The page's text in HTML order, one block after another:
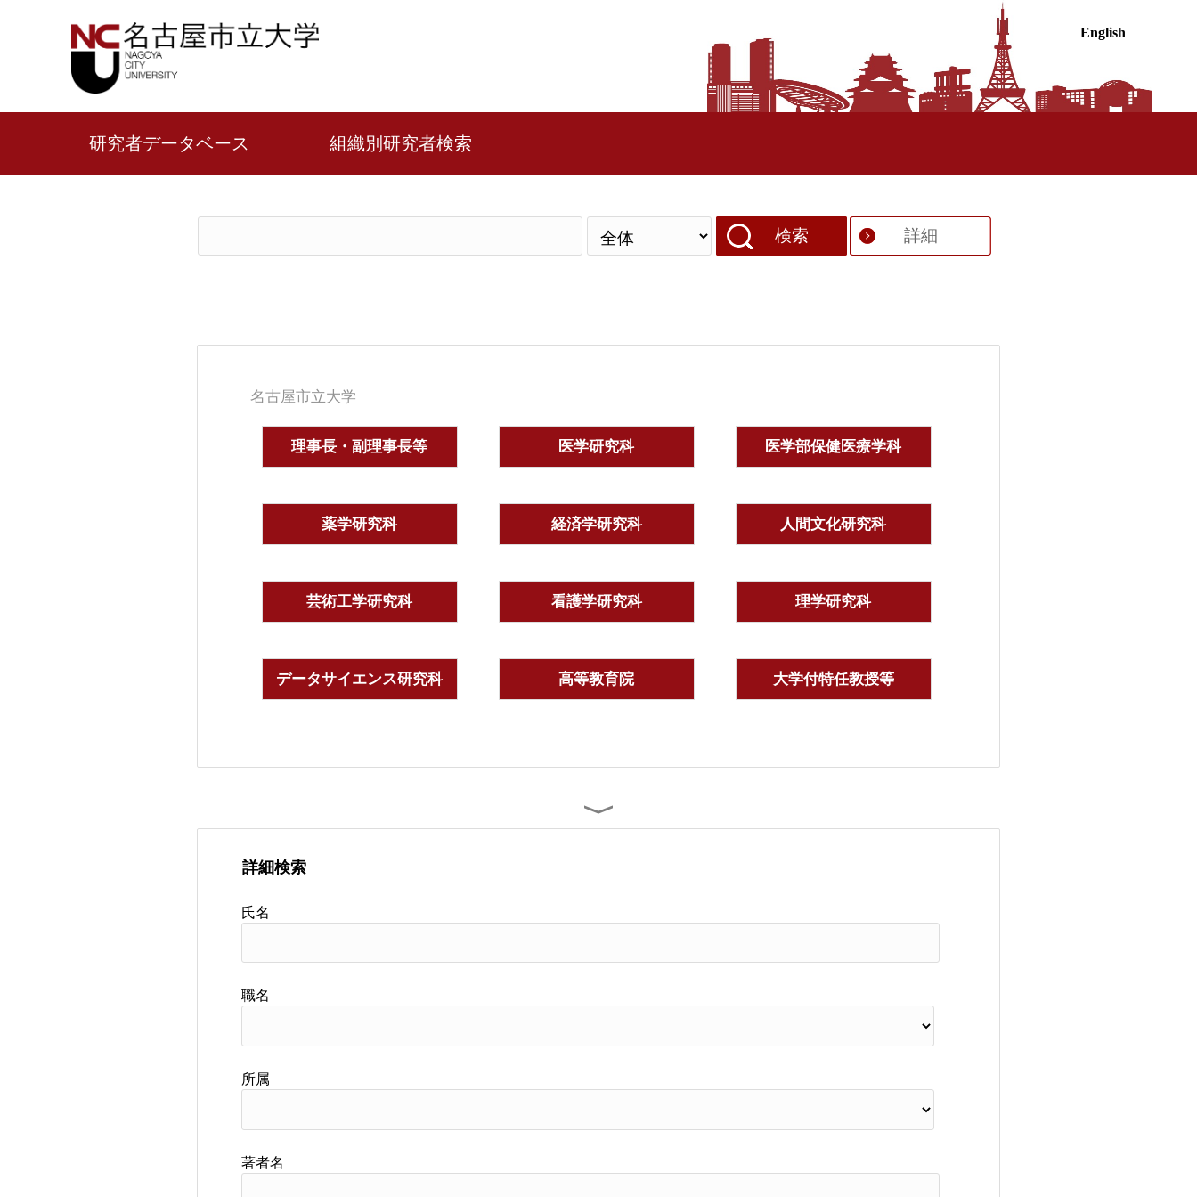
English
研究者データベース 組織別研究者検索
検索 詳細
名古屋市立大学
理事長・副理事長等 医学研究科 医学部保健医療学科
薬学研究科 経済学研究科 人間文化研究科
芸術工学研究科 看護学研究科 理学研究科
データサイエンス研究科 高等教育院 大学付特任教授等
詳細検索
氏名
職名
所属
著者名